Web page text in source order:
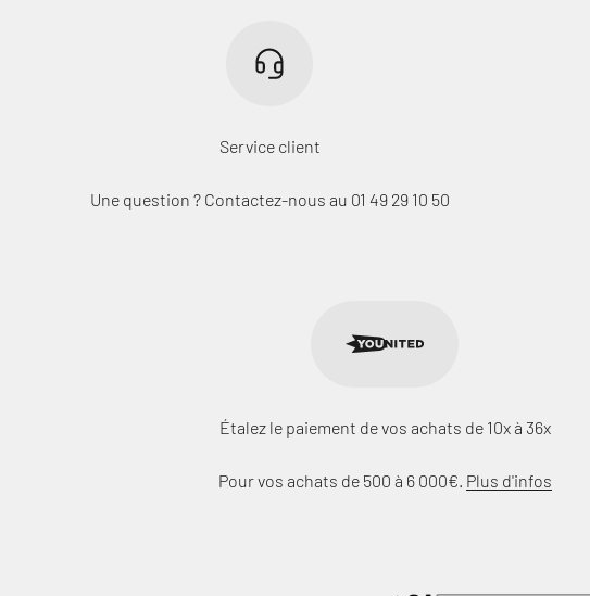
Service client
Une question ? Contactez-nous au 01 49 29 10 50
Étalez le paiement de vos achats de 10x à 36x
Pour vos achats de 500 à 6 000€. Plus d'infos